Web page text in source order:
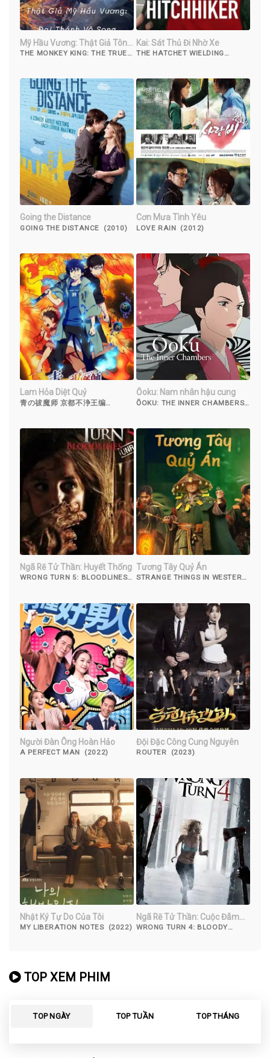
Mỹ Hầu Vương: Thật Giả Tôn
Ngộ Không
THE MONKEY KING: THE TRUE
Kai: Sát Thủ Đi Nhờ Xe
THE HATCHET WIELDING
Going the Distance
GOING THE DISTANCE (2010)
Cơn Mưa Tình Yêu
LOVE RAIN (2012)
Lam Hỏa Diệt Quỷ
青の祓魔师 京都不浄王编
Ōoku: Nam nhân hậu cung
ŌOKU: THE INNER CHAMBERS
Ngã Rẽ Tử Thần: Huyết Thống
WRONG TURN 5: BLOODLINES
Tương Tây Quỷ Án
STRANGE THINGS IN WESTERN
Người Đàn Ông Hoàn Hảo
A PERFECT MAN (2022)
Đội Đặc Công Cung Nguyên
ROUTER (2023)
Nhật Ký Tự Do Của Tôi
MY LIBERATION NOTES (2022)
Ngã Rẽ Tử Thần: Cuộc Đẫm
Máu Bắt Đầu
WRONG TURN 4: BLOODY
TOP XEM PHIM
TOP NGÀY TOP TUẦN TOP THÁNG